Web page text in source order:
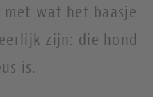
wat het baasje
zijn: die hond
is.